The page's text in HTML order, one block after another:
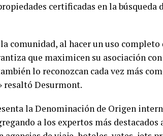
certificadas en la búsqueda
comunidad, al hacer un uso
que maximicen su asociación
lo reconozcan cada vez más
resaltó Desurmont.
la Denominación de Origen
a los expertos más